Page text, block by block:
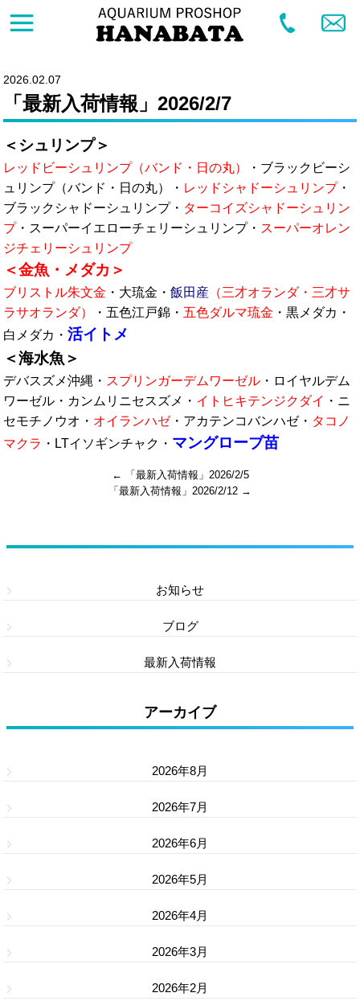
2026.02.07
「最新入荷情報」2026/2/7
＜シュリンプ＞
レッドビーシュリンプ（バンド・日の丸）
・ブラックビーシ
ュリンプ（バンド・日の丸）・ レッドシャドーシュリンプ・
ブラックシャドーシュリンプ・ ターコイズシャドーシュリン
プ・スーパーイエローチェリーシュリンプ・ スーパーオレン
ジチェリーシュリンプ
＜金魚・メダカ＞
ブリストル朱文金 ・大琉金・飯田産 （三才オランダ・三才サ
ラサオランダ）
・五色江戸錦・ 五色ダルマ琉金 ・黒メダカ・
白メダカ・活イトメ
＜海水魚＞
デバスズメ沖縄・ スプリンガーデムワーゼル ・ロイヤルデム
ワーゼル・カンムリニセスズメ・ イトヒキテンジクダイ ・ニ
セモチノウオ・ オイランハゼ・アカテンコバンハゼ・ タコノ
マクラ ・LTイソギンチャク・ マングローブ苗
←
「最新入荷情報」2026/2/5
「最新入荷情報」2026/2/12 →
お知らせ
ブログ
最新入荷情報
アーカイブ
2026年8月
2026年7月
2026年6月
2026年5月
2026年4月
2026年3月
2026年2月